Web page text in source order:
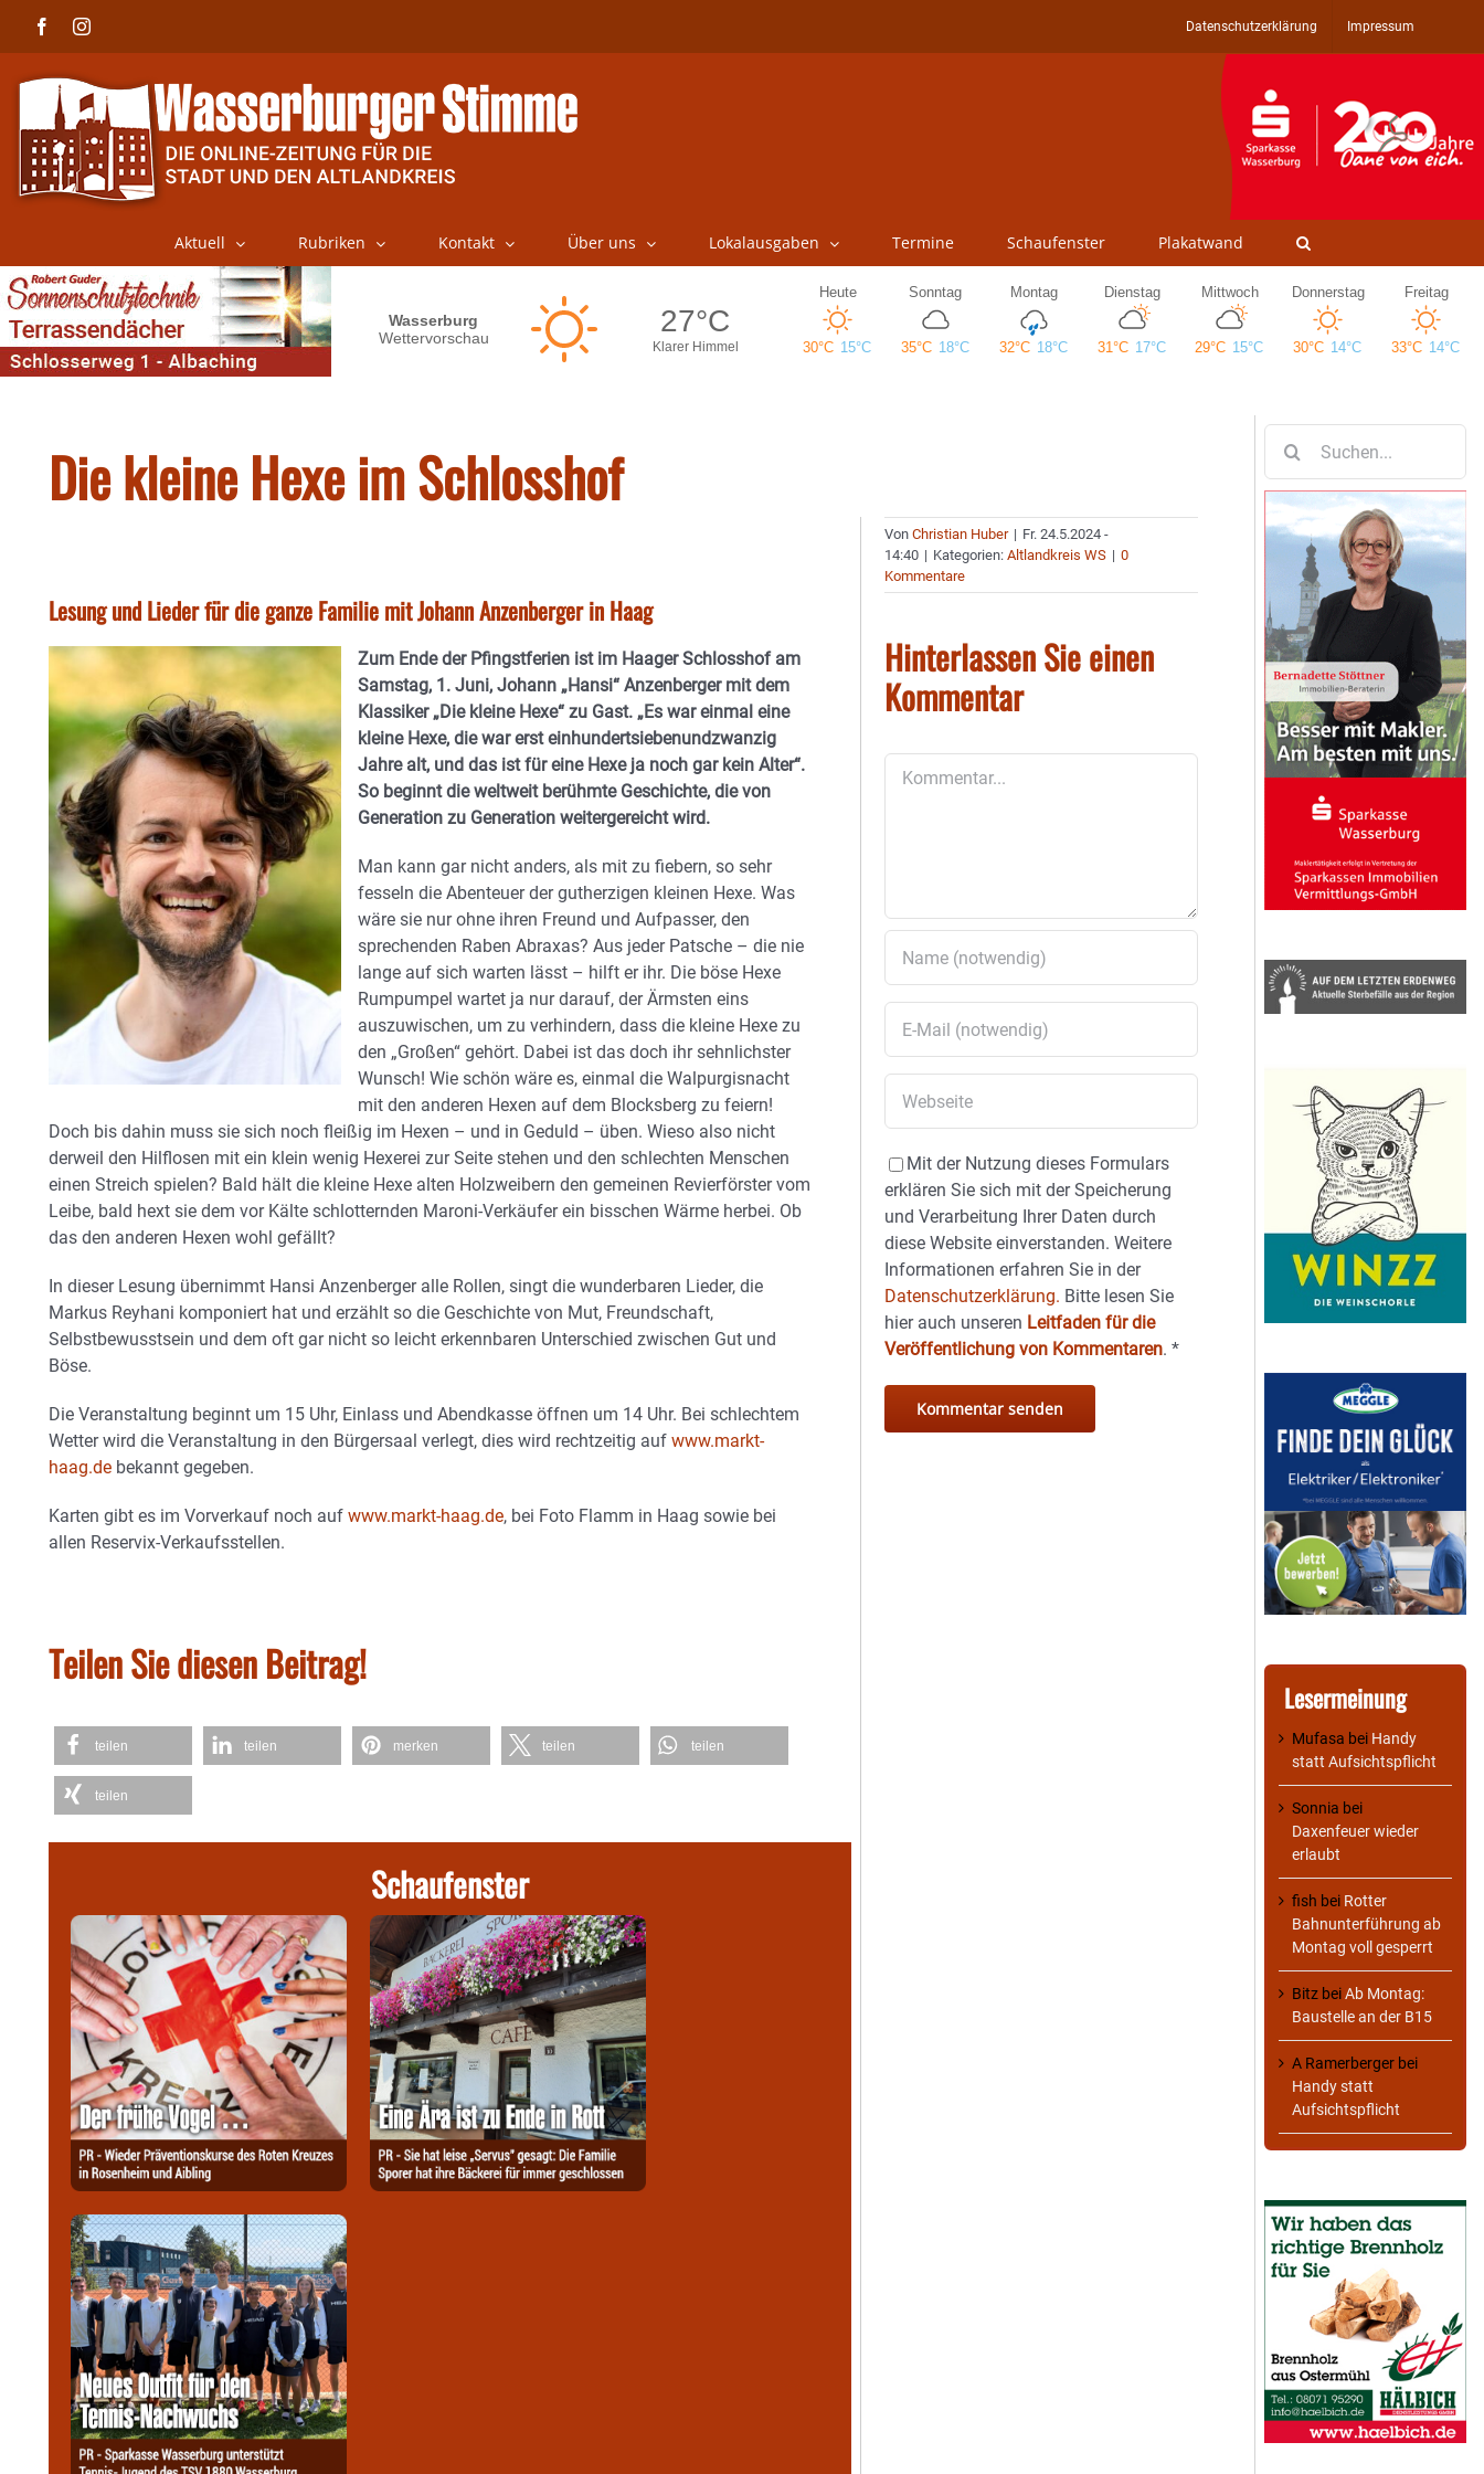
FacebookInstagram Datenschutzerklärung Impressum
Aktuell Rubriken Kontakt Über uns Lokalausgaben Termine Schaufenster Plakatwand
Die kleine Hexe im Schlosshof
Lesung und Lieder für die ganze Familie mit Johann Anzenberger in Haag
Zum Ende der Pfingstferien ist im Haager Schlosshof am
Samstag, 1. Juni, Johann „Hansi“ Anzenberger mit dem
Klassiker „Die kleine Hexe“ zu Gast. „Es war einmal eine
kleine Hexe, die war erst einhundertsiebenundzwanzig
Jahre alt, und das ist für eine Hexe ja noch gar kein Alter“.
So beginnt die weltweit berühmte Geschichte, die von
Generation zu Generation weitergereicht wird.
Man kann gar nicht anders, als mit zu fiebern, so sehr
fesseln die Abenteuer der gutherzigen kleinen Hexe. Was
wäre sie nur ohne ihren Freund und Aufpasser, den
sprechenden Raben Abraxas? Aus jeder Patsche – die nie
lange auf sich warten lässt – hilft er ihr. Die böse Hexe
Rumpumpel wartet ja nur darauf, der Ärmsten eins
auszuwischen, um zu verhindern, dass die kleine Hexe zu
den „Großen“ gehört. Dabei ist das doch ihr sehnlichster
Wunsch! Wie schön wäre es, einmal die Walpurgisnacht
mit den anderen Hexen auf dem Blocksberg zu feiern!
Doch bis dahin muss sie sich noch fleißig im Hexen – und in Geduld – üben. Wieso also nicht
derweil den Hilflosen mit ein klein wenig Hexerei zur Seite stehen und den schlechten Menschen
einen Streich spielen? Bald hält die kleine Hexe alten Holzweibern den gemeinen Revierförster vom
Leibe, bald hext sie dem vor Kälte schlotternden Maroni-Verkäufer ein bisschen Wärme herbei. Ob
das den anderen Hexen wohl gefällt?
In dieser Lesung übernimmt Hansi Anzenberger alle Rollen, singt die wunderbaren Lieder, die
Markus Reyhani komponiert hat und erzählt so die Geschichte von Mut, Freundschaft,
Selbstbewusstsein und dem oft gar nicht so leicht erkennbaren Unterschied zwischen Gut und
Böse.
Die Veranstaltung beginnt um 15 Uhr, Einlass und Abendkasse öffnen um 14 Uhr. Bei schlechtem
Wetter wird die Veranstaltung in den Bürgersaal verlegt, dies wird rechtzeitig auf www.markt-
haag.de bekannt gegeben.
Karten gibt es im Vorverkauf noch auf www.markt-haag.de, bei Foto Flamm in Haag sowie bei
allen Reservix-Verkaufsstellen.
Teilen Sie diesen Beitrag!
teilen teilen merken teilen teilen
teilen
Schaufenster
VonChristian Huber | Fr. 24.5.2024 -
14:40 | Kategorien:Altlandkreis WS | 0
Kommentare
Hinterlassen Sie einen
Kommentar
Mit der Nutzung dieses Formulars
erklären Sie sich mit der Speicherung
und Verarbeitung Ihrer Daten durch
diese Website einverstanden. Weitere
Informationen erfahren Sie in der
Datenschutzerklärung. Bitte lesen Sie
hier auch unseren Leitfaden für die
Veröffentlichung von Kommentaren.*
nach:
Lesermeinung
Mufasa bei Handy
statt Aufsichtspflicht
Sonnia bei
Daxenfeuer wieder
erlaubt
fish bei Rotter
Bahnunterführung ab
Montag voll gesperrt
Bitz beiAb Montag:
Baustelle an der B15
A Ramerberger bei
Handy statt
Aufsichtspflicht